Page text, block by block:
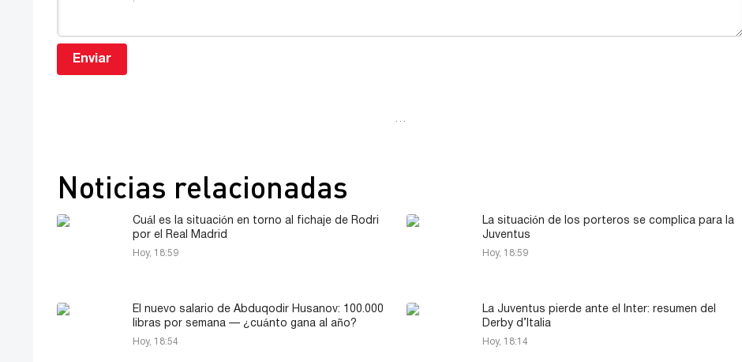
Enviar
…
Noticias relacionadas
Cuál es la situación en torno al fichaje de Rodri
por el Real Madrid
Hoy, 18:59
La situación de los porteros se complica para la
Juventus
Hoy, 18:59
El nuevo salario de Abduqodir Husanov: 100.000
libras por semana — ¿cuánto gana al año?
Hoy, 18:54
La Juventus pierde ante el Inter: resumen del
Derby d’Italia
Hoy, 18:14